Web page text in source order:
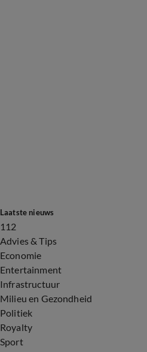
Laatste nieuws
112
Advies & Tips
Economie
Entertainment
Infrastructuur
Milieu en Gezondheid
Politiek
Royalty
Sport